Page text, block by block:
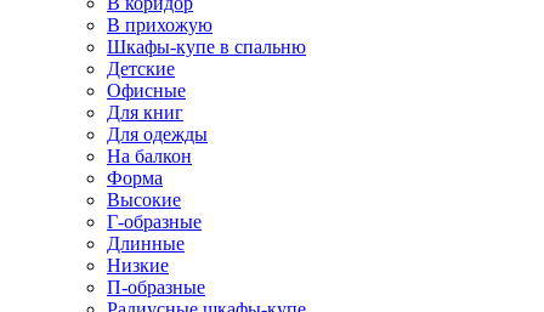
В прихожую
Шкафы-купе в спальню
Детские
Офисные
Для книг
Для одежды
На балкон
Форма
Высокие
Г-образные
Длинные
Низкие
П-образные